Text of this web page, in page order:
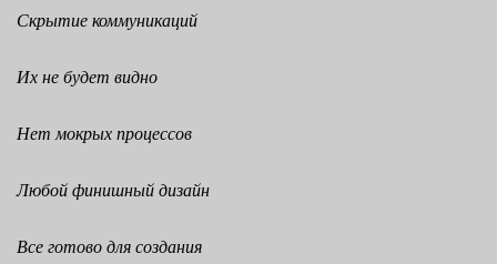
Скрытие коммуникаций
Их не будет видно
Нет мокрых процессов
Любой финишный дизайн
Все готово для создания